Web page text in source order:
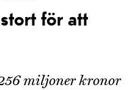
för att
miljoner kronor